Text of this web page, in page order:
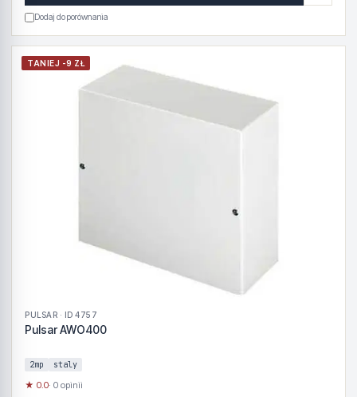
Dodaj do porównania
TANIEJ -9 ZŁ
PULSAR · ID 4757
Pulsar AWO400
2mp staly
★ 0.0· 0 opinii